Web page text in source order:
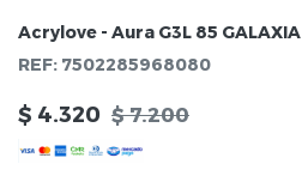
Acrylove - Aura G3L 85 GALAXIA
REF: 7502285968080
$ 4.320 $7.200